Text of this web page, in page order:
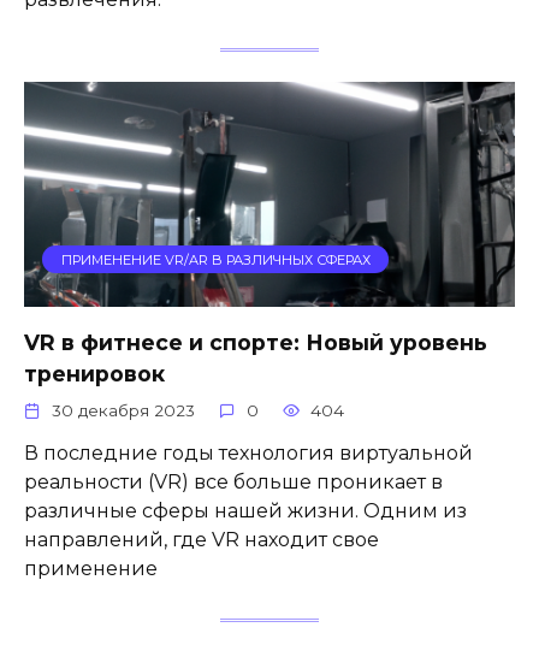
ПРИМЕНЕНИЕ VR/AR В РАЗЛИЧНЫХ СФЕРАХ
VR в фитнесе и спорте: Новый уровень
тренировок
30 декабря 2023 0 404
В последние годы технология виртуальной
реальности (VR) все больше проникает в
различные сферы нашей жизни. Одним из
направлений, где VR находит свое
применение